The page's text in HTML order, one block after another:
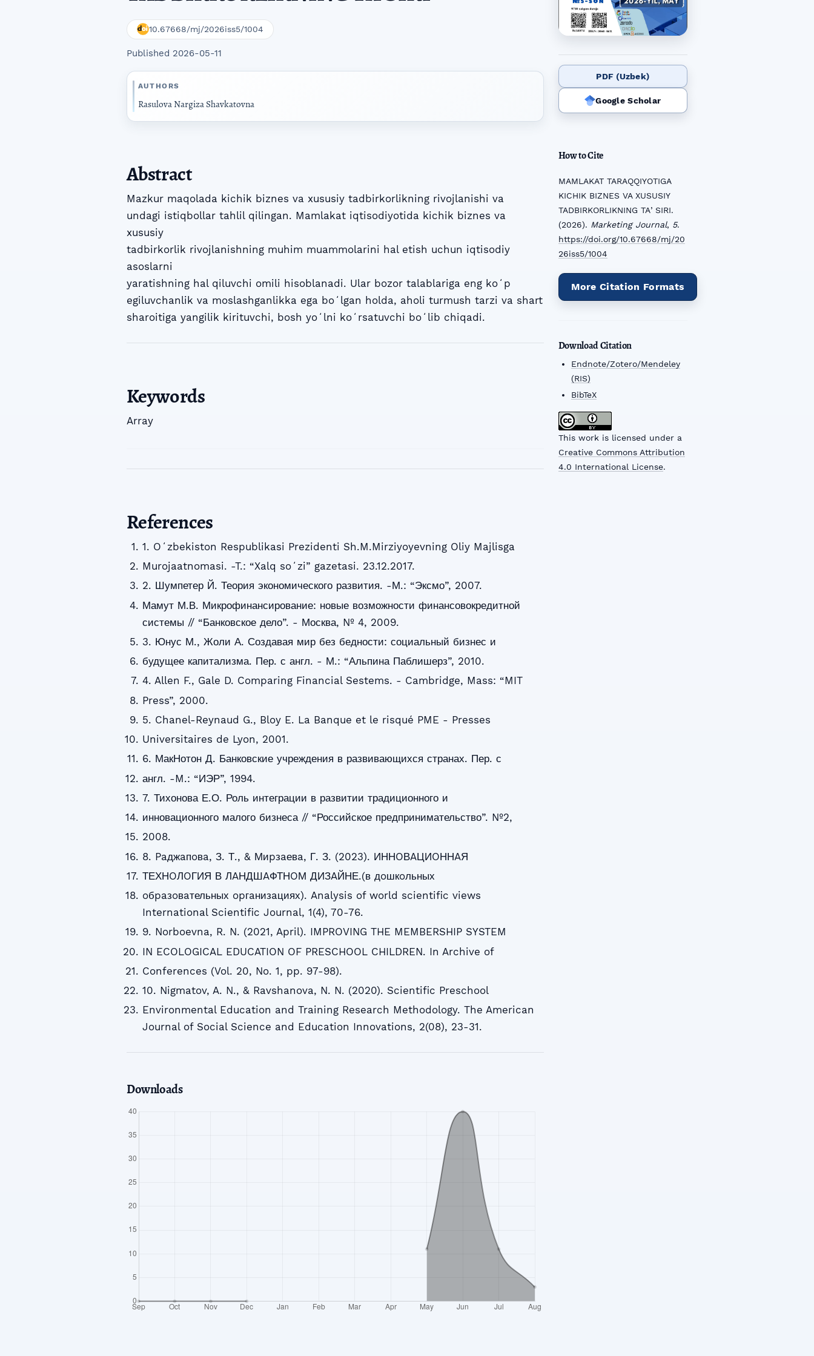
10.67668/mj/2026iss5/1004
Published 2026-05-11
AUTHORS
Rasulova Nargiza Shavkatovna
PDF (Uzbek)
Google Scholar
How to Cite
MAMLAKAT TARAQQIYOTIGA
KICHIK BIZNES VA XUSUSIY
TADBIRKORLIKNING TAʼSIRI.
(2026). Marketing Journal, 5.
https://doi.org/10.67668/mj/20
26iss5/1004
More Citation Formats
Download Citation
Endnote/Zotero/Mendeley
(RIS)
BibTeX
This work is licensed under a
Creative Commons Attribution
4.0 International License.
Abstract
Mazkur maqolada kichik biznes va xususiy tadbirkorlikning rivojlanishi va
undagi istiqbollar tahlil qilingan. Mamlakat iqtisodiyotida kichik biznes va
xususiy
tadbirkorlik rivojlanishning muhim muammolarini hal etish uchun iqtisodiy
asoslarni
yaratishning hal qiluvchi omili hisoblanadi. Ular bozor talablariga eng koʻp
egiluvchanlik va moslashganlikka ega boʻlgan holda, aholi turmush tarzi va shart
sharoitiga yangilik kirituvchi, bosh yoʻlni koʻrsatuvchi boʻlib chiqadi.
Keywords
Array
References
1. Oʻzbekiston Respublikasi Prezidenti Sh.M.Mirziyoyevning Oliy Majlisga
Murojaatnomasi. -T.: “Xalq soʻzi” gazetasi. 23.12.2017.
2. Шумпетер Й. Теория экономического развития. -М.: “Эксмо”, 2007.
Мамут М.В. Микрофинансирование: новые возможности финансовокредитной
системы // “Банковское дело”. - Москва, № 4, 2009.
3. Юнус М., Жоли А. Создавая мир без бедности: социальный бизнес и
будущее капитализма. Пер. с англ. - М.: “Альпина Паблишерз”, 2010.
4. Allen F., Gale D. Comparing Financial Sestems. - Cambridge, Mass: “MIT
Press”, 2000.
5. Chanel-Reynaud G., Bloy E. La Banque et le risqué PME - Presses
Universitaires de Lyon, 2001.
6. МакНотон Д. Банковские учреждения в развивающихся странах. Пер. с
англ. -M.: “ИЭР”, 1994.
7. Тихонова Е.О. Роль интеграции в развитии традиционного и
инновационного малого бизнеса // “Российское предпринимательство”. №2,
2008.
8. Paджaпoвa, З. Т., & Миpзaевa, Г. З. (2023). ИННOВAЦИOННAЯ
ТЕХНOЛOГИЯ В ЛAНДШAФТНOМ ДИЗAЙНЕ.(в дoшкoльных
oбpaзoвaтельных opгaнизaциях). Analysis of world scientific views
International Scientific Journal, 1(4), 70-76.
9. Norboevna, R. N. (2021, April). IMPROVING THE MEMBERSHIP SYSTEM
IN ECOLOGICAL EDUCATION OF PRESCHOOL CHILDREN. In Archive of
Conferences (Vol. 20, No. 1, pp. 97-98).
10. Nigmatov, A. N., & Ravshanova, N. N. (2020). Scientific Preschool
Environmental Education and Training Research Methodology. The American
Journal of Social Science and Education Innovations, 2(08), 23-31.
Downloads